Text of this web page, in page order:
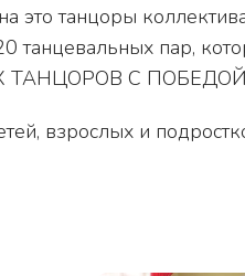
это танцоры
танцевальных пар,
С
взрослых и